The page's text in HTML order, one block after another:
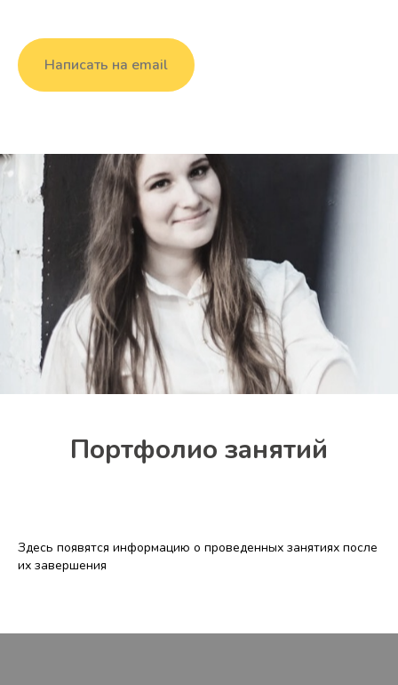
Написать на email
Портфолио занятий
Здесь появятся информацию о проведенных занятиях после
их завершения